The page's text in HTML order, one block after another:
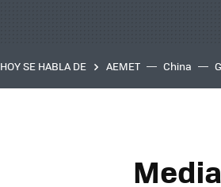
HOY SE HABLA DE AEMET China